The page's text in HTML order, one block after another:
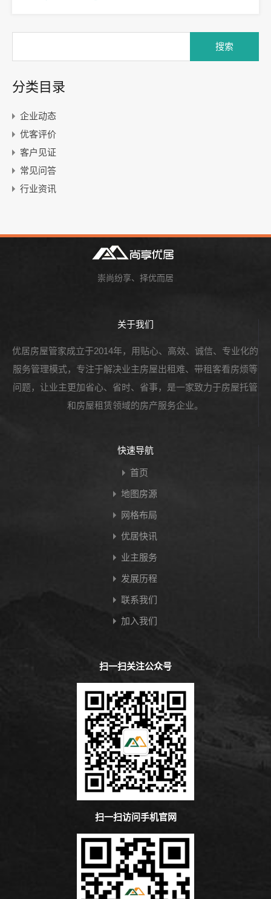
分类目录
企业动态
优客评价
客户见证
常见问答
行业资讯
崇尚纷享、择优而居
关于我们
优居房屋管家成立于2014年，用贴心、高效、诚信、专业化的
服务管理模式，专注于解决业主房屋出租难、带租客看房烦等
问题，让业主更加省心、省时、省事，是一家致力于房屋托管
和房屋租赁领域的房产服务企业。
快速导航
首页
地图房源
网格布局
优居快讯
业主服务
发展历程
联系我们
加入我们
扫一扫关注公众号
扫一扫访问手机官网